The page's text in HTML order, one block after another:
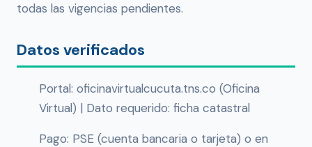
todas las vigencias pendientes.
Datos verificados
Portal: oficinavirtualcucuta.tns.co (Oficina
Virtual) | Dato requerido: ficha catastral
Pago: PSE (cuenta bancaria o tarjeta) o en